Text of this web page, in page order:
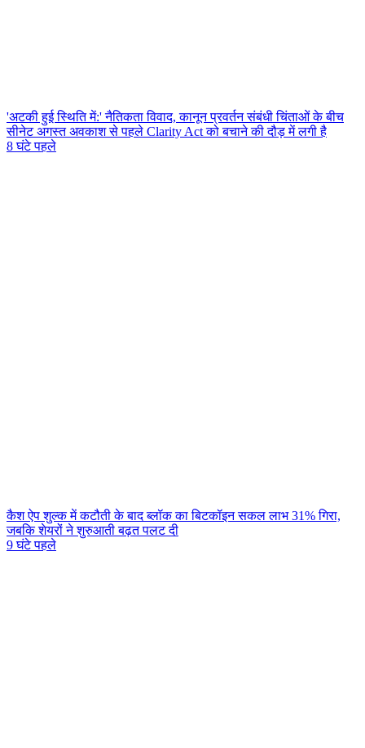
'अटकी हुई स्थिति में:' नैतिकता विवाद, कानून प्रवर्तन संबंधी चिंताओं के बीच
सीनेट अगस्त अवकाश से पहले Clarity Act को बचाने की दौड़ में लगी है
8 घंटे पहले
कैश ऐप शुल्क में कटौती के बाद ब्लॉक का बिटकॉइन सकल लाभ 31% गिरा,
जबकि शेयरों ने शुरुआती बढ़त पलट दी
9 घंटे पहले